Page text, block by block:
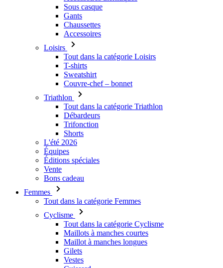
Loisirs
Tout dans la catégorie Loisirs
T-shirts
Sweatshirt
Couvre-chef – bonnet
Triathlon
Tout dans la catégorie Triathlon
Débardeurs
Trifonction
Shorts
L'été 2026
Équipes
Éditions spéciales
Vente
Bons cadeau
Femmes
Tout dans la catégorie Femmes
Cyclisme
Tout dans la catégorie Cyclisme
Maillot à manches longues
Gilets
Vestes
Cuissard
Corsaire
Cuissard long
Sous-maillot
Accessoires thermiques